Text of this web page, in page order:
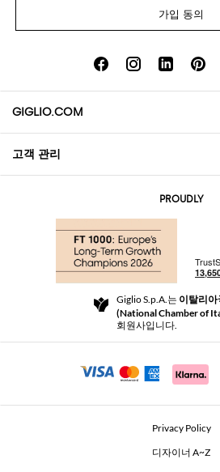
가입 동의
GIGLIO.COM
소개
Community Store
Beauty Seekers VIP Club
고객 관리
반품 및 환불
For a safe shopping experience
Security Communication
PROUDLY
Giglio S.p.A.는 이탈리
(National Chamber of
회원사입니다.
Privacy Policy
디자이너 A~Z